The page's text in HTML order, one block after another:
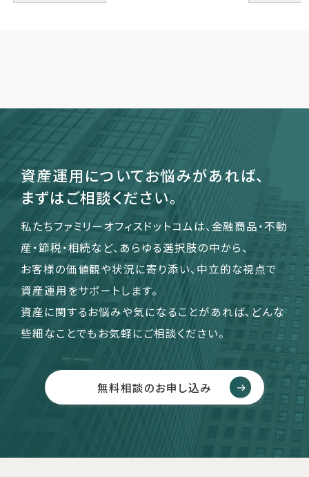
資産運用についてお悩みがあれば、
まずはご相談ください。
私たちファミリーオフィスドットコムは、金融商品・不動
産・節税・相続など、あらゆる選択肢の中から、
お客様の価値観や状況に寄り添い、中立的な視点で
資産運用をサポートします。
資産に関するお悩みや気になることがあれば、どんな
些細なことでもお気軽にご相談ください。
無料相談のお申し込み